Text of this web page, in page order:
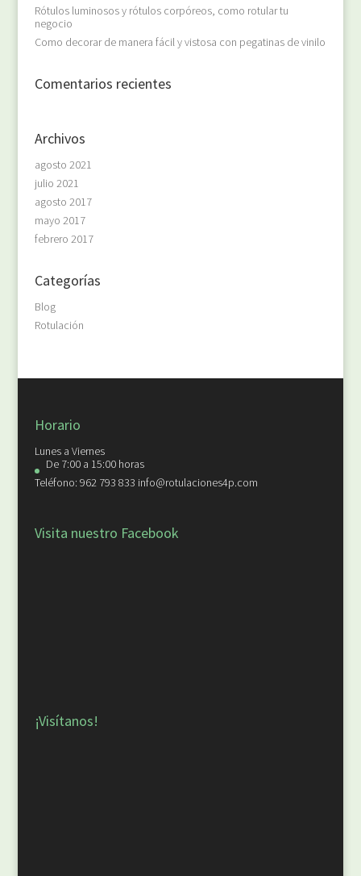
Rótulos luminosos y rótulos corpóreos, como rotular tu
negocio
Como decorar de manera fácil y vistosa con pegatinas de vinilo
Comentarios recientes
Archivos
agosto 2021
julio 2021
agosto 2017
mayo 2017
febrero 2017
Categorías
Blog
Rotulación
Horario
Lunes a Viernes
De 7:00 a 15:00 horas
Teléfono: 962 793 833 info@rotulaciones4p.com
Visita nuestro Facebook
¡Visítanos!